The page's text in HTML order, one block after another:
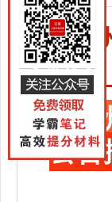
苏
苏
公告